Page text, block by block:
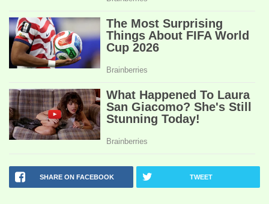
SHARE ON FACEBOOK TWEET